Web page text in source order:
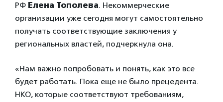
РФ Елена Тополева. Некоммерческие
организации уже сегодня могут самостоятельно
получать соответствующие заключения у
региональных властей, подчеркнула она.
«Нам важно попробовать и понять, как это все
будет работать. Пока еще не было прецедента.
НКО, которые соответствуют требованиям,